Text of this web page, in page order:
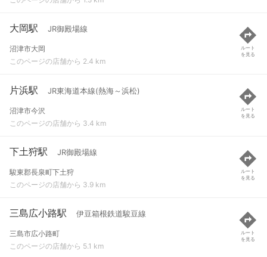
大岡駅 JR御殿場線
沼津市大岡
このページの店舗から 2.4 km
ルート
を見る
片浜駅 JR東海道本線(熱海～浜松)
沼津市今沢
このページの店舗から 3.4 km
ルート
を見る
下土狩駅 JR御殿場線
駿東郡長泉町下土狩
このページの店舗から 3.9 km
ルート
を見る
三島広小路駅 伊豆箱根鉄道駿豆線
三島市広小路町
このページの店舗から 5.1 km
ルート
を見る